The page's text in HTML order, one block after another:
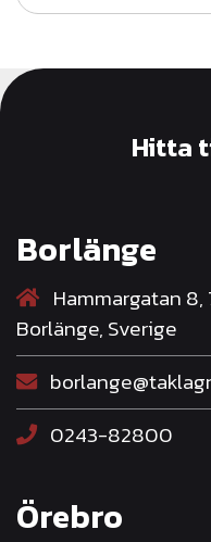
Hitta
Borlänge
Hammargatan 8,
Borlänge, Sverige
0243-82800
Örebro